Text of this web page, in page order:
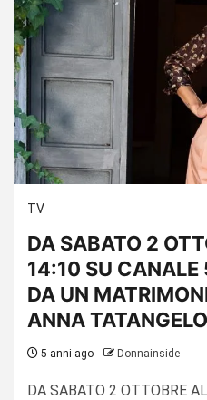
TV
DA SABATO 2
14:10 SU CANALE
DA UN
ANNA TATANGELO
5 anni ago Donnainside
DA SABATO 2 OTTOBRE